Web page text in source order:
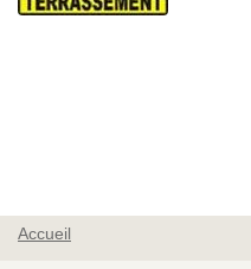
Accueil